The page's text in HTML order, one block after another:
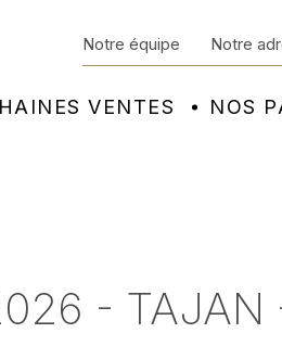
VENTES NOS
Notre équipe Notre
- TAJAN